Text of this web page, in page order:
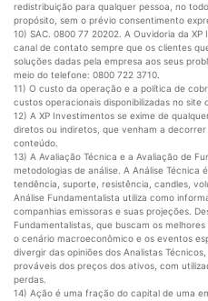
redistribuição para qualquer pessoa, no
propósito, sem o prévio consentimento
10) SAC. 0800 77 20202. A Ouvidoria da
canal de contato sempre que os clientes
soluções dadas pela empresa aos seus
meio do telefone: 0800 722 3710.
11) O custo da operação e a política de
custos operacionais disponibilizadas no site
12) A XP Investimentos se exime de
diretos ou indiretos, que venham a
conteúdo.
13) A Avaliação Técnica e a Avaliação de
metodologias de análise. A Análise
tendência, suporte, resistência, candles,
Análise Fundamentalista utiliza como
companhias emissoras e suas projeções.
Fundamentalistas, que buscam os
o cenário macroeconômico e os eventos
divergir das opiniões dos Analistas
prováveis dos preços dos ativos, com
perdas.
14) Ação é uma fração do capital de uma